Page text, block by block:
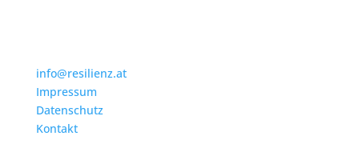
info@resilienz.at
Impressum
Datenschutz
Kontakt